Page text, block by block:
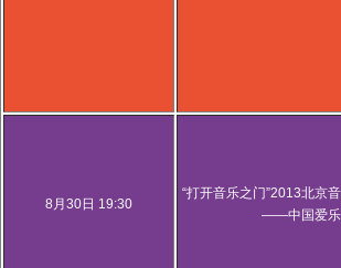
8月30日 19:30
“打开音乐之门”2013北京
——中国爱乐